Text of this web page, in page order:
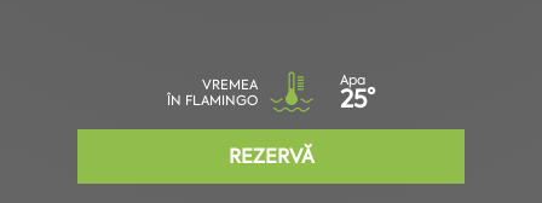
VREMEA
ÎN FLAMINGO
Apa
25°
REZERVĂ